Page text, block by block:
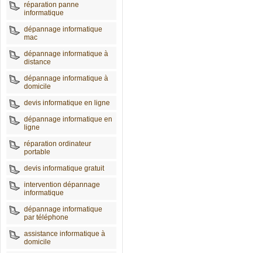
réparation panne
informatique
dépannage informatique
mac
dépannage informatique à
distance
dépannage informatique à
domicile
devis informatique en ligne
dépannage informatique en
ligne
réparation ordinateur
portable
devis informatique gratuit
intervention dépannage
informatique
dépannage informatique
par téléphone
assistance informatique à
domicile